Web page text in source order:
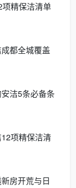
服务内容能不
样 时，只比价
格下，不同公
。至于窗框轨
精保洁清单
都全城覆盖
洁5条必备条
项精保洁清
房开荒与日